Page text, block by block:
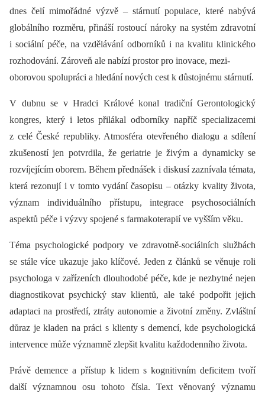
dnes čelí mimořádné výzvě –⁠ stárnutí populace, které nabývá
globálního rozměru, přináší rostoucí nároky na systém zdravotní
i sociální péče, na vzdělávání odborníků i na kvalitu klinického
rozhodování. Zároveň ale nabízí prostor pro inovace, mezi-
oborovou spolupráci a hledání nových cest k důstojnému stárnutí.
V dubnu se v Hradci Králové konal tradiční Gerontologický
kongres, který i letos přilákal odborníky napříč specializacemi
z celé České republiky. Atmosféra otevřeného dialogu a sdílení
zkušeností jen potvrdila, že geriatrie je živým a dynamicky se
rozvíjejícím oborem. Během přednášek i diskusí zaznívala témata,
která rezonují i v tomto vydání časopisu –⁠ otázky kvality života,
význam individuálního přístupu, integrace psychosociálních
aspektů péče i výzvy spojené s farmakoterapií ve vyšším věku.
Téma psychologické podpory ve zdravotně-sociálních službách
se stále více ukazuje jako klíčové. Jeden z článků se věnuje roli
psychologa v zařízeních dlouhodobé péče, kde je nezbytné nejen
diagnostikovat psychický stav klientů, ale také podpořit jejich
adaptaci na prostředí, ztráty autonomie a životní změny. Zvláštní
důraz je kladen na práci s klienty s demencí, kde psychologická
intervence může významně zlepšit kvalitu každodenního života.
Právě demence a přístup k lidem s kognitivním deficitem tvoří
další významnou osu tohoto čísla. Text věnovaný významu